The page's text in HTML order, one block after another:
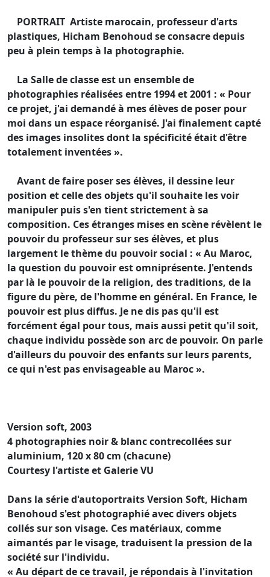
PORTRAIT Artiste marocain, professeur d'arts
plastiques, Hicham Benohoud se consacre depuis
peu à plein temps à la photographie.
La Salle de classe est un ensemble de
photographies réalisées entre 1994 et 2001 : « Pour
ce projet, j'ai demandé à mes élèves de poser pour
moi dans un espace réorganisé. J'ai finalement capté
des images insolites dont la spécificité était d'être
totalement inventées ».
Avant de faire poser ses élèves, il dessine leur
position et celle des objets qu'il souhaite les voir
manipuler puis s'en tient strictement à sa
composition. Ces étranges mises en scène révèlent le
pouvoir du professeur sur ses élèves, et plus
largement le thème du pouvoir social : « Au Maroc,
la question du pouvoir est omniprésente. J'entends
par là le pouvoir de la religion, des traditions, de la
figure du père, de l'homme en général. En France, le
pouvoir est plus diffus. Je ne dis pas qu'il est
forcément égal pour tous, mais aussi petit qu'il soit,
chaque individu possède son arc de pouvoir. On parle
d'ailleurs du pouvoir des enfants sur leurs parents,
ce qui n'est pas envisageable au Maroc ».
Version soft, 2003
4 photographies noir & blanc contrecollées sur
aluminium, 120 x 80 cm (chacune)
Courtesy l'artiste et Galerie VU
Dans la série d'autoportraits Version Soft, Hicham
Benohoud s'est photographié avec divers objets
collés sur son visage. Ces matériaux, comme
aimantés par le visage, traduisent la pression de la
société sur l'individu.
« Au départ de ce travail, je répondais à l'invitation